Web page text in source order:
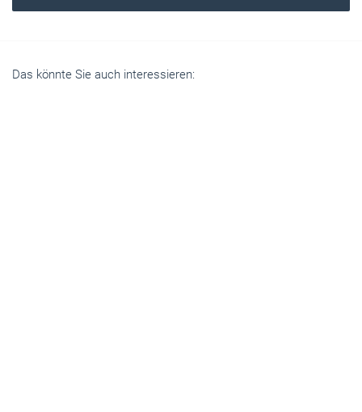
Das könnte Sie auch interessieren: